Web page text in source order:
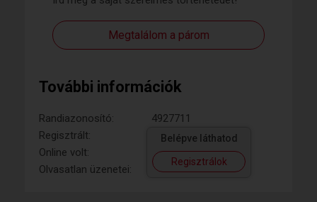
Megtalálom a párom
További információk
Randiazonosító:
4927711
Regisztrált:
Online volt:
Olvasatlan üzenetei:
Belépve láthatod
Regisztrálok